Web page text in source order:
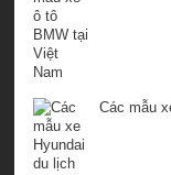
Các mẫu